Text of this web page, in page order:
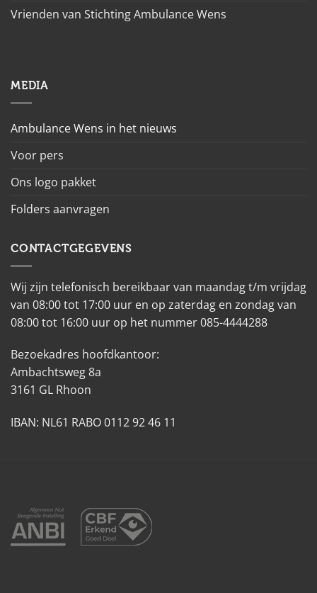
Vrienden van Stichting Ambulance Wens
MEDIA
Ambulance Wens in het nieuws
Voor pers
Ons logo pakket
Folders aanvragen
CONTACTGEGEVENS
Wij zijn telefonisch bereikbaar van maandag t/m vrijdag
van 08:00 tot 17:00 uur en op zaterdag en zondag van
08:00 tot 16:00 uur op het nummer 085-4444288
Bezoekadres hoofdkantoor:
Ambachtsweg 8a
3161 GL Rhoon
IBAN: NL61 RABO 0112 92 46 11